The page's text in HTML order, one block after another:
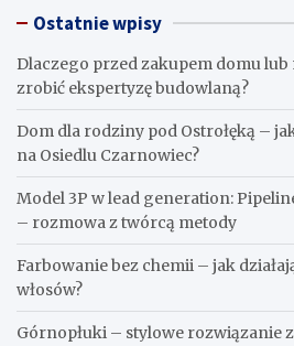
Ostatnie wpisy
Dlaczego przed zakupem domu
zrobić ekspertyzę budowlaną?
Dom dla rodziny pod Ostrołęką –
na Osiedlu Czarnowiec?
Model 3P w lead generation:
– rozmowa z twórcą metody
Farbowanie bez chemii – jak
włosów?
Górnopłuki – stylowe rozwiązanie